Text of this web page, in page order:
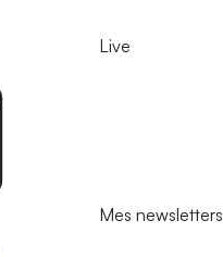
Live
Mes newsletters